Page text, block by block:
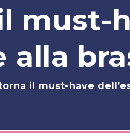
must-
alla
il must-have